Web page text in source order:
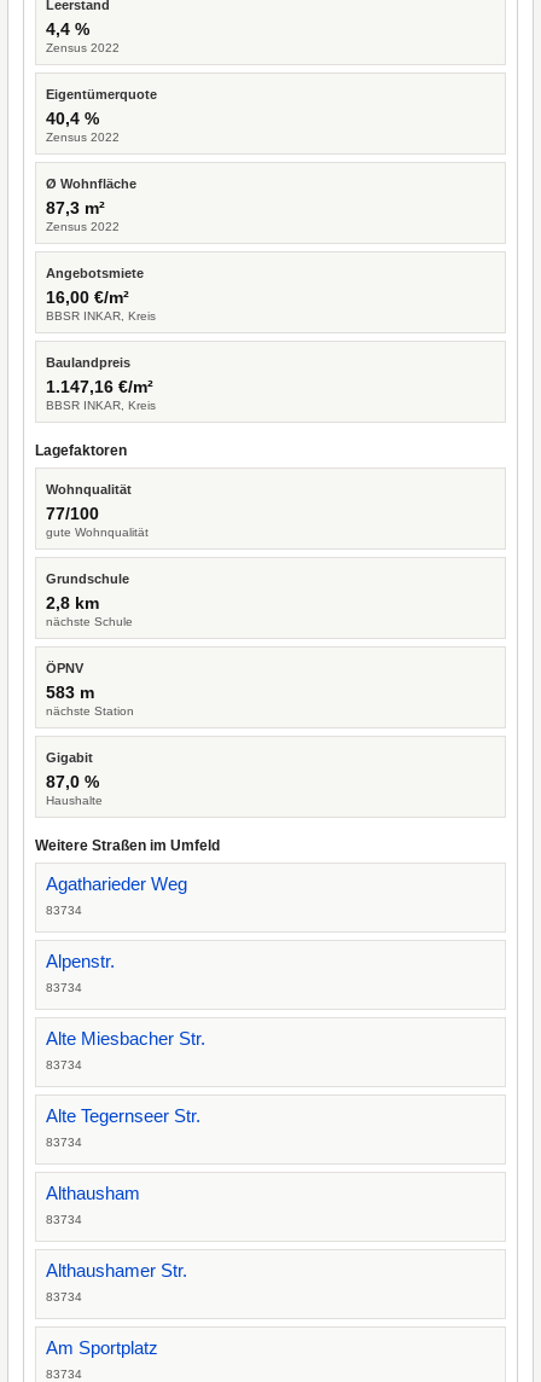
Leerstand
4,4 %
Zensus 2022
Eigentümerquote
40,4 %
Zensus 2022
Ø Wohnfläche
87,3 m²
Zensus 2022
Angebotsmiete
16,00 €/m²
BBSR INKAR, Kreis
Baulandpreis
1.147,16 €/m²
BBSR INKAR, Kreis
Lagefaktoren
Wohnqualität
77/100
gute Wohnqualität
Grundschule
2,8 km
nächste Schule
ÖPNV
583 m
nächste Station
Gigabit
87,0 %
Haushalte
Weitere Straßen im Umfeld
Agatharieder Weg
83734
Alpenstr.
83734
Alte Miesbacher Str.
83734
Alte Tegernseer Str.
83734
Althausham
83734
Althaushamer Str.
83734
Am Sportplatz
83734